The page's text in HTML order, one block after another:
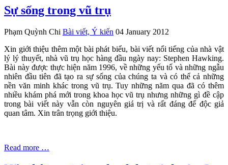
Sự sống trong vũ trụ
Phạm Quỳnh Chi Bài viết, Ý kiến 04 January 2012
Xin giới thiệu thêm một bài phát biểu, bài viết nổi tiếng của nhà vật
lý lý thuyết, nhà vũ trụ học hàng đầu ngày nay: Stephen Hawking.
Bài này được thực hiện năm 1996, về những yếu tố và những ngẫu
nhiên đầu tiên đã tạo ra sự sống của chúng ta và có thể cả những
nền văn minh khác trong vũ trụ. Tuy những năm qua đã có thêm
nhiều khám phá mới trong khoa học vũ trụ nhưng những gì đề cập
trong bài viết này vẫn còn nguyên giá trị và rất đáng để độc giả
quan tâm. Xin trân trọng giới thiệu.
Read more …